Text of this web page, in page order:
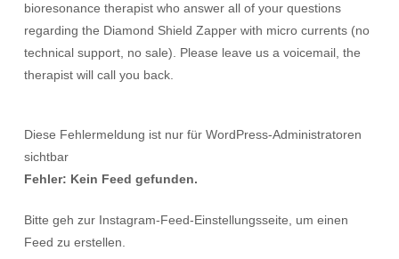
bioresonance therapist who answer all of your questions
regarding the Diamond Shield Zapper with micro currents (no
technical support, no sale). Please leave us a voicemail, the
therapist will call you back.
Diese Fehlermeldung ist nur für WordPress-Administratoren
sichtbar
Fehler: Kein Feed gefunden.
Bitte geh zur Instagram-Feed-Einstellungsseite, um einen
Feed zu erstellen.